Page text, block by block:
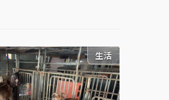
生活